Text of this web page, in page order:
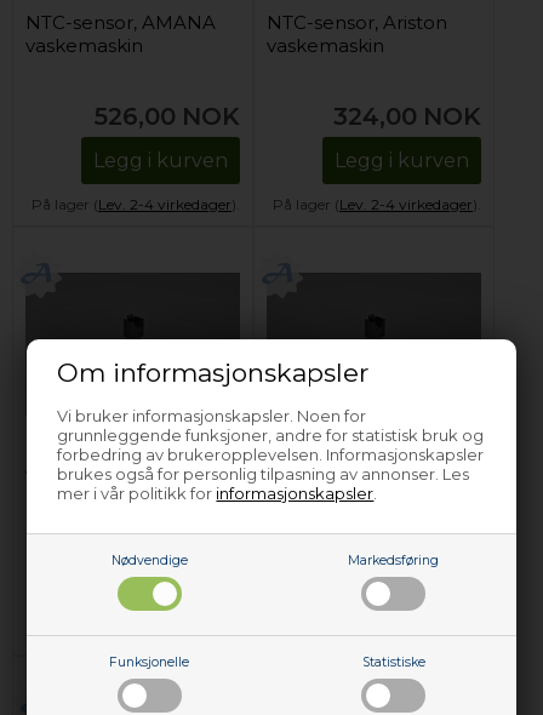
Om informasjonskapsler
Vi bruker informasjonskapsler. Noen for
grunnleggende funksjoner, andre for statistisk bruk og
forbedring av brukeropplevelsen. Informasjonskapsler
brukes også for personlig tilpasning av annonser. Les
mer i vår politikk for informasjonskapsler
Nødvendige Markedsføring
Funksjonelle Statistiske
NTC-sensor, AMANA
vaskemaskin
526,00 NOK
Legg i kurven
På lager (Lev. 2-4 virkedager).
NTC-sensor, Ariston
vaskemaskin
324,00 NOK
Legg i kurven
På lager (Lev. 2-4 virkedager).
NTC-sensor, Ariston
vaskemaskin
Legg i kurven
På lager (Lev. 2-4 virkedager).
NTC-sensor, Ariston
vaskemaskin
Legg i kurven
På lager (Lev. 2-4 virkedager).